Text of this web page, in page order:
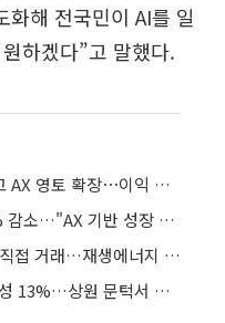
해 전국민이 AI를 일
하겠다”고 말했다.
삼성證 “KT, MS·팔란티어 손잡고 AX 영토 확장⋯이익 감소에도 배당금 유지”
KT, 해킹 직격탄에 영업익 29.9% 감소…"AX 기반 성장 지속"
KT, 도쿄일렉트론코리아와 전력 직접 거래…재생에너지 공급으로 탄소중립 실현
美 클래리티 법안 연내 통과 가능성 13%…상원 문턱서 제동